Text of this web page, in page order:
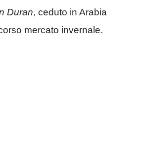
Duran, ceduto in Arabia
mercato invernale.